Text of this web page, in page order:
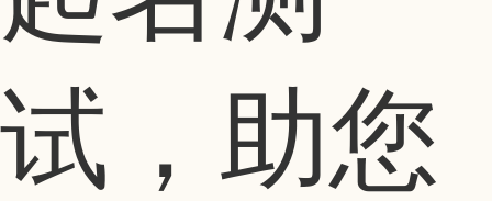
试，助您